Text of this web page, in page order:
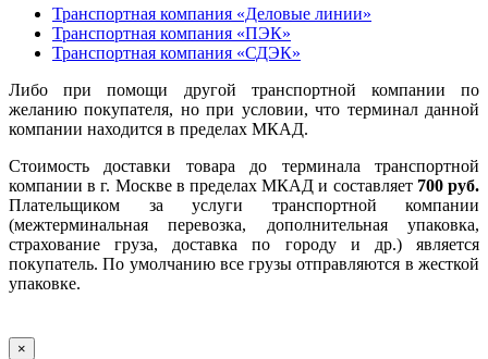
Транспортная компания «Деловые линии»
Транспортная компания «ПЭК»
Транспортная компания «СДЭК»
Либо при помощи другой транспортной компании по
желанию покупателя, но при условии, что терминал данной
компании находится в пределах МКАД.
Стоимость доставки товара до терминала транспортной
компании в г. Москве в пределах МКАД и составляет 700 руб.
Плательщиком за услуги транспортной компании
(межтерминальная перевозка, дополнительная упаковка,
страхование груза, доставка по городу и др.) является
покупатель. По умолчанию все грузы отправляются в жесткой
упаковке.
×